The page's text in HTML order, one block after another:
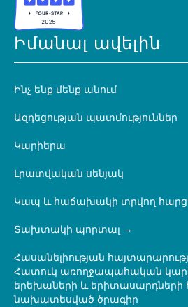
Իմանալ ավելին
Ինչ ենք մենք անում
Ազդեցության պատմություններ
Կարիերա
Լրատվական սենյակ
Կապ և հաճախակի տրվող
Տախտակի պորտալ
Հասանելիության
Հատուկ առողջապահական
երեխաների և երիտասարդների
նախատեսված ծրագիր